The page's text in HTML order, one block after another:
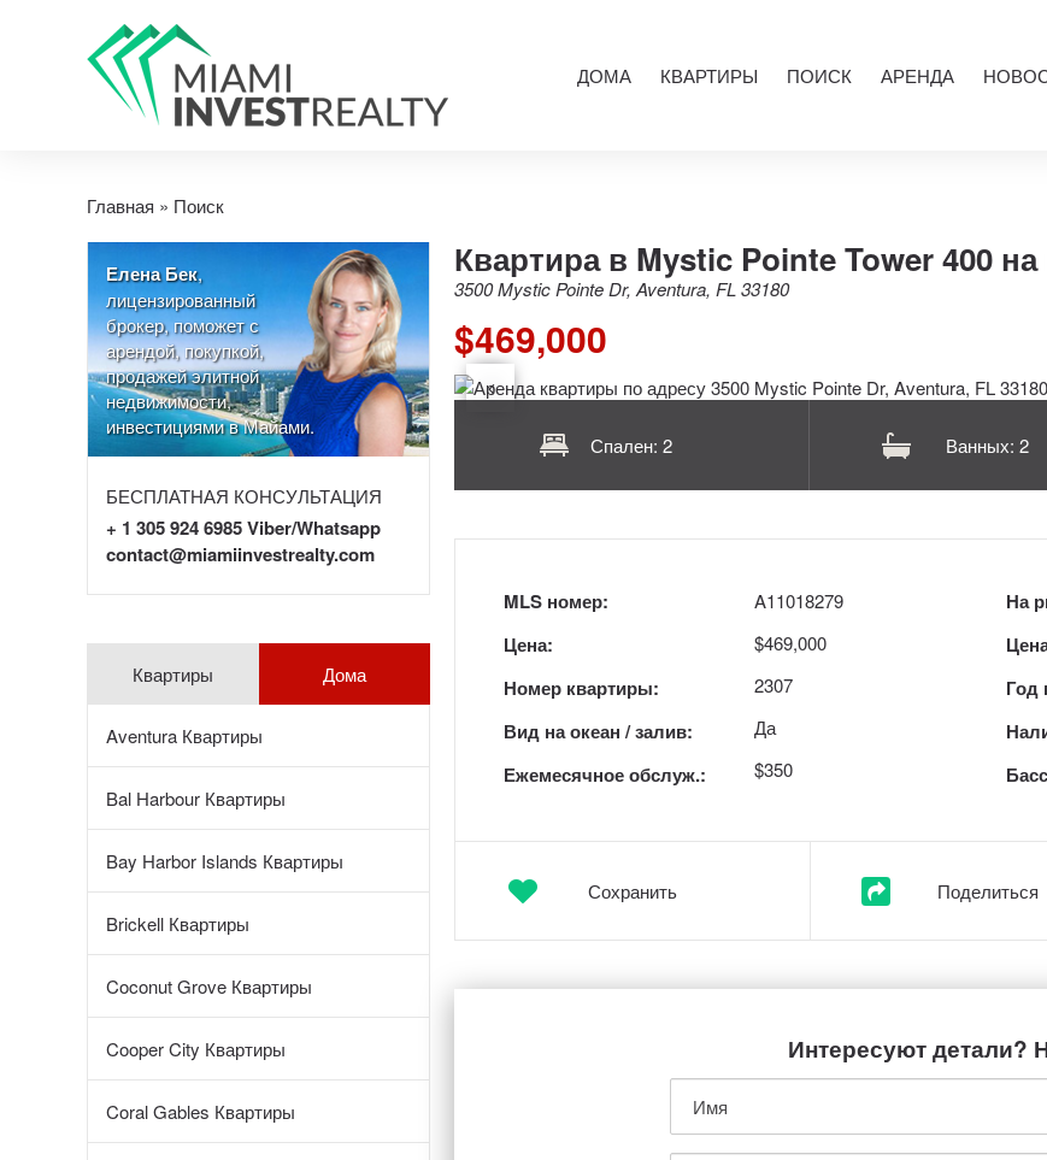
ДОМА КВАРТИРЫ ПОИСК АРЕНДА
Главная » Поиск
Елена Бек,
лицензированный
брокер, поможет с
арендой, покупкой,
продажей элитной
недвижимости,
инвестициями в Майами.
БЕСПЛАТНАЯ КОНСУЛЬТАЦИЯ
+ 1 305 924 6985 Viber/Whatsapp
contact@miamiinvestrealty.com
Квартиры
Aventura Квартиры
Bal Harbour Квартиры
Bay Harbor Islands Квартиры
Brickell Квартиры
Coconut Grove Квартиры
Cooper City Квартиры
Coral Gables Квартиры
Дома
Квартира в Mystic Pointe Tower 400
3500 Mystic Pointe Dr, Aventura, FL 33180
$469,000
Спален: 2 Ванных: 2
MLS номер:
Цена:
Номер квартиры:
Вид на океан / залив:
Ежемесячное обслуж.:
A11018279
$469,000
2307
Да
$350
На
Год
Сохранить Поделиться
Интересуют детали?